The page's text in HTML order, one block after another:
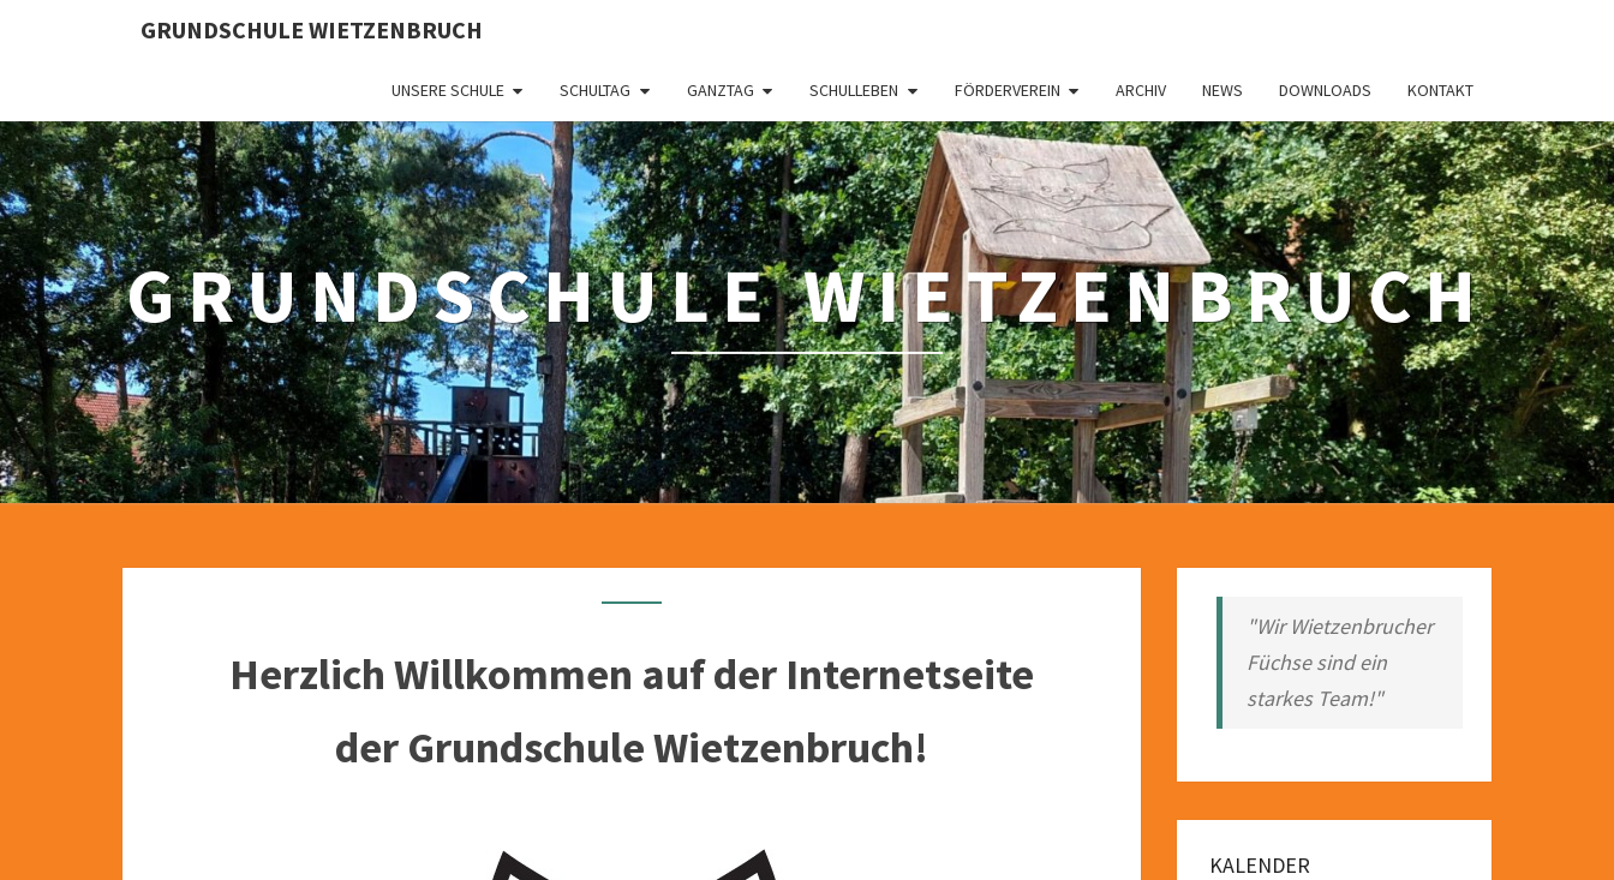
GRUNDSCHULE WIETZENBRUCH
UNSERE SCHULE SCHULTAG GANZTAG SCHULLEBEN FÖRDERVEREIN ARCHIV NEWS DOWNLOADS KONTAKT
GRUNDSCHULE WIETZENBRUCH
Herzlich Willkommen auf der Internetseite
der Grundschule Wietzenbruch!
"Wir Wietzenbrucher
Füchse sind ein
starkes Team!"
KALENDER